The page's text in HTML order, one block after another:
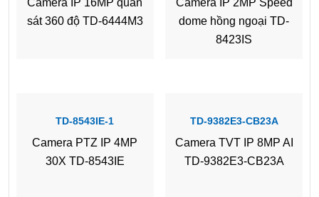
Camera IP 16MP quan
sát 360 độ TD-6444M3
Camera IP 2MP Speed
dome hồng ngoại TD-
8423IS
TD-8543IE-1
Camera PTZ IP 4MP
30X TD-8543IE
TD-9382E3-CB23A
Camera TVT IP 8MP AI
TD-9382E3-CB23A